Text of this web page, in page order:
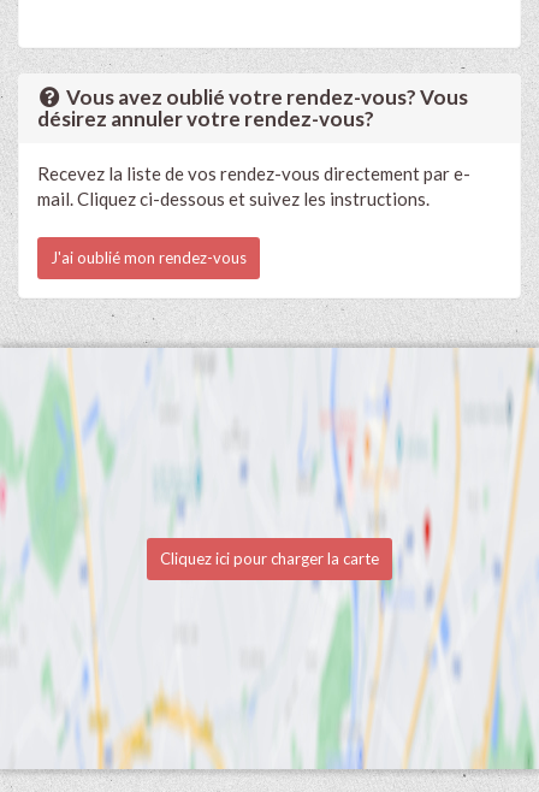
Vous avez oublié votre rendez-vous? Vous
désirez annuler votre rendez-vous?
Recevez la liste de vos rendez-vous directement par e-
mail. Cliquez ci-dessous et suivez les instructions.
J'ai oublié mon rendez-vous
Cliquez ici pour charger la carte